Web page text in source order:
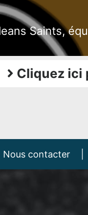
Saints,
Cliquez ici
Nous contacter